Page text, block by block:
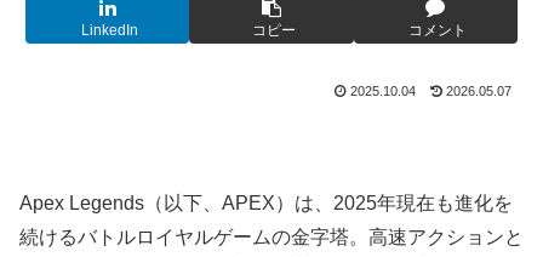
LinkedIn コピー コメント
2025.10.04 2026.05.07
Apex Legends（以下、APEX）は、2025年現在も進化を
続けるバトルロイヤルゲームの金字塔。高速アクションと